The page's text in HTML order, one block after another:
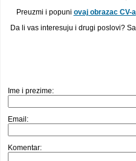
Preuzmi i popuni ovaj obrazac CV-a
Da li vas interesuju i drugi poslovi?
Ime i prezime:
Email:
Komentar: